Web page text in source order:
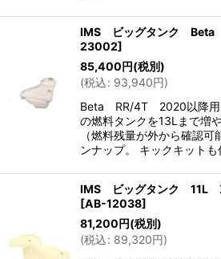
IMS ビッグタンク
23002]
85,400円(税別)
(税込: 93,940円)
Beta RR/4T 2020以降用
の燃料タンクを13Lまで増
（燃料残量が外から確認
ンナップ。 キックキット
IMS ビッグタンク 11L
[AB-12038]
81,200円(税別)
(税込: 89,320円)